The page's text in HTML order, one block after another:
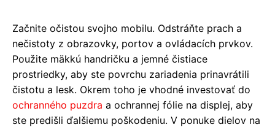
Začnite očistou svojho mobilu. Odstráňte prach a
nečistoty z obrazovky, portov a ovládacích prvkov.
Použite mäkkú handričku a jemné čistiace
prostriedky, aby ste povrchu zariadenia prinavrátili
čistotu a lesk. Okrem toho je vhodné investovať do
ochranného puzdra a ochrannej fólie na displej, aby
ste predišli ďalšiemu poškodeniu. V ponuke dielov na